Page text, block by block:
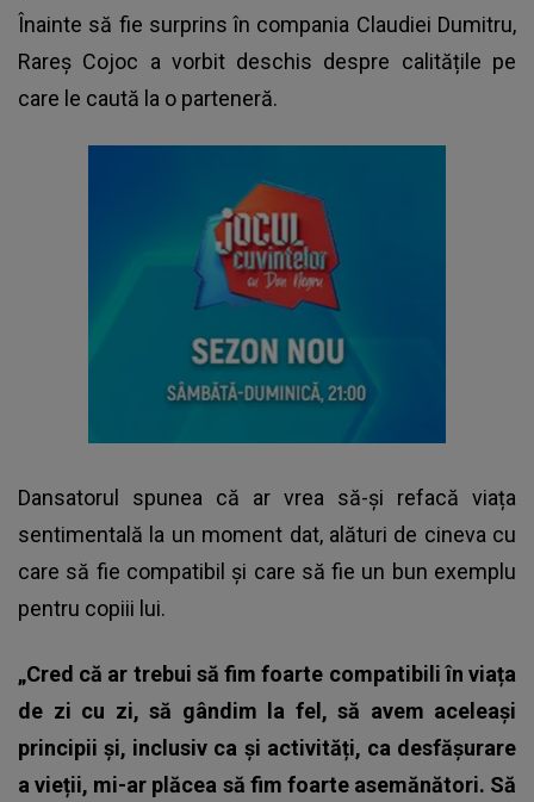
Înainte să fie surprins în compania Claudiei Dumitru,
Rareș Cojoc a vorbit deschis despre calitățile pe
care le caută la o parteneră.
Dansatorul spunea că ar vrea să-și refacă viața
sentimentală la un moment dat, alături de cineva cu
care să fie compatibil și care să fie un bun exemplu
pentru copiii lui.
„Cred că ar trebui să fim foarte compatibili în viața
de zi cu zi, să gândim la fel, să avem aceleași
principii și, inclusiv ca și activități, ca desfășurare
a vieții, mi-ar plăcea să fim foarte asemănători. Să